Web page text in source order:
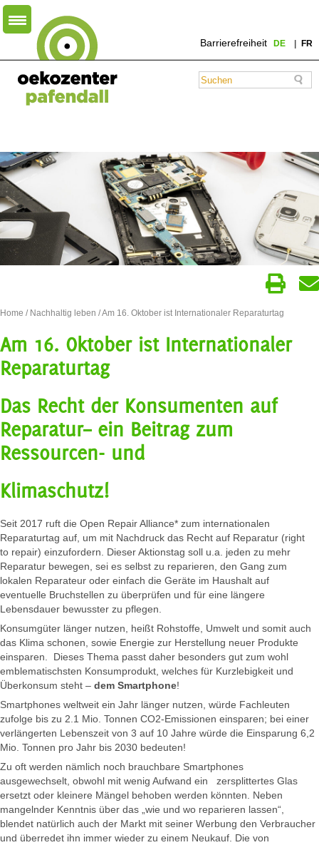
Barrierefreiheit DE FR
Home / Nachhaltig leben / Am 16. Oktober ist Internationaler Reparaturtag
Am 16. Oktober ist Internationaler
Reparaturtag
Das Recht der Konsumenten auf
Reparatur– ein Beitrag zum
Ressourcen- und
Klimaschutz!
Seit 2017 ruft die Open Repair Alliance* zum internationalen
Reparaturtag auf, um mit Nachdruck das Recht auf Reparatur (right
to repair) einzufordern. Dieser Aktionstag soll u.a. jeden zu mehr
Reparatur bewegen, sei es selbst zu reparieren, den Gang zum
lokalen Reparateur oder einfach die Geräte im Haushalt auf
eventuelle Bruchstellen zu überprüfen und für eine längere
Lebensdauer bewusster zu pflegen.
Konsumgüter länger nutzen, heißt Rohstoffe, Umwelt und somit auch
das Klima schonen, sowie Energie zur Herstellung neuer Produkte
einsparen. Dieses Thema passt daher besonders gut zum wohl
emblematischsten Konsumprodukt, welches für Kurzlebigkeit und
Überkonsum steht – dem Smartphone!
Smartphones weltweit ein Jahr länger nutzen, würde Fachleuten
zufolge bis zu 2.1 Mio. Tonnen CO2-Emissionen einsparen; bei einer
verlängerten Lebenszeit von 3 auf 10 Jahre würde die Einsparung 6,2
Mio. Tonnen pro Jahr bis 2030 bedeuten!
Zu oft werden nämlich noch brauchbare Smartphones
ausgewechselt, obwohl mit wenig Aufwand ein zersplittertes Glas
ersetzt oder kleinere Mängel behoben werden könnten. Neben
mangelnder Kenntnis über das „wie und wo reparieren lassen“,
blendet natürlich auch der Markt mit seiner Werbung den Verbraucher
und überredet ihn immer wieder zu einem Neukauf. Die von